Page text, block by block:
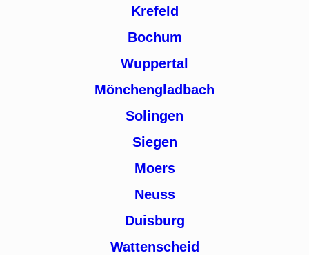
Krefeld
Bochum
Wuppertal
Mönchengladbach
Solingen
Siegen
Moers
Neuss
Duisburg
Wattenscheid